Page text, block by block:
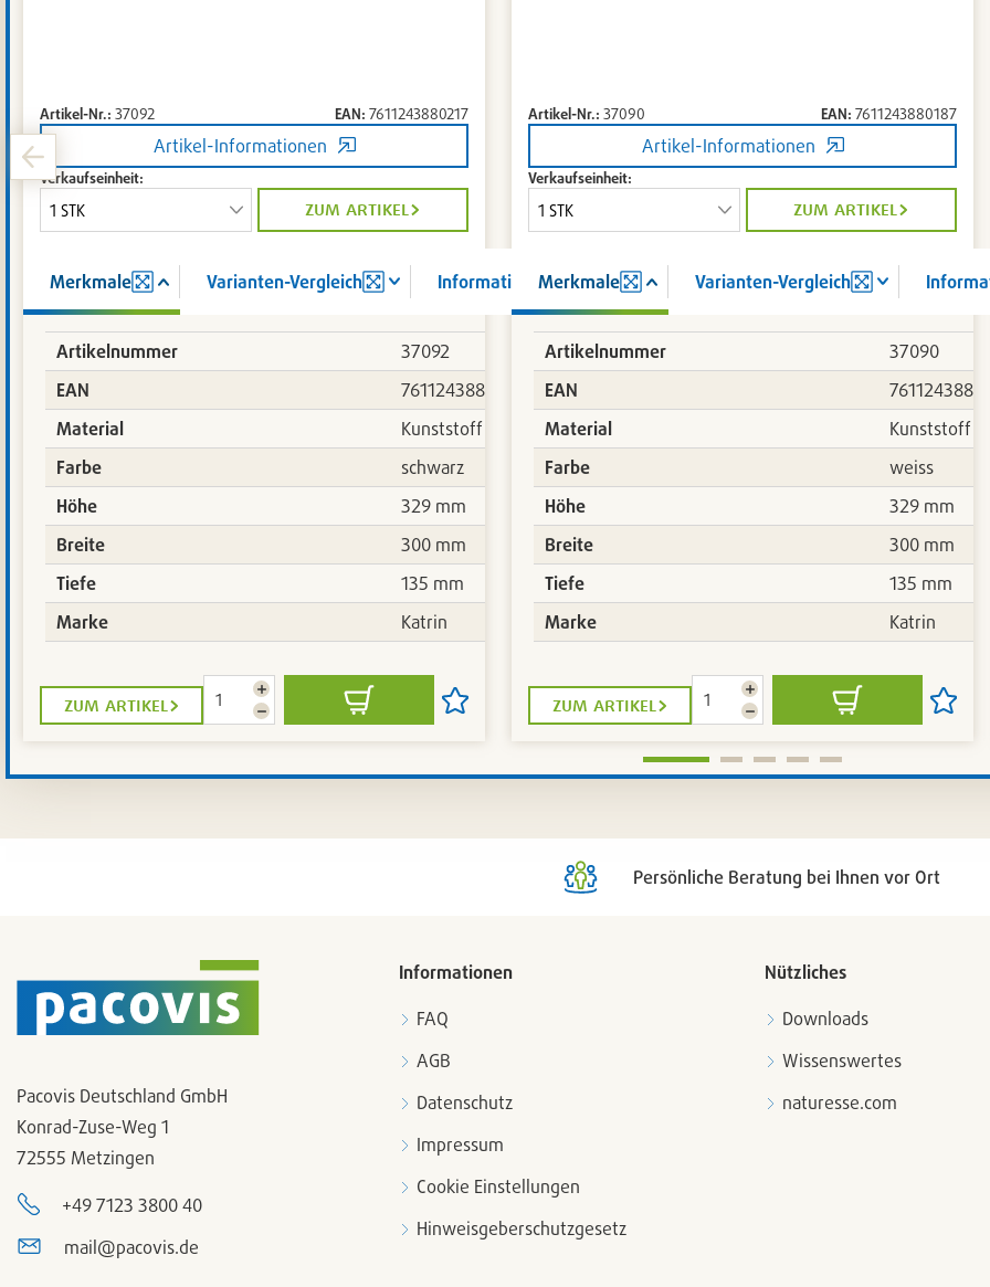
Artikel-Nr.: 37092 EAN: 7611243880217
Artikel-Informationen
Verkaufseinheit:
zum artikel
Merkmale Varianten-Vergleich Information
Artikelnummer
37092
EAN
7611243880217
Material
Kunststoff
Farbe
schwarz
Höhe
329 mm
Breite
300 mm
Tiefe
135 mm
Marke
Katrin
zum artikel
Menge
Menge
erhöhen
In
den
Artikel
setzen
Artikel-Nr.: 37090 EAN: 7611243880187
Artikel-Informationen
Verkaufseinheit:
zum artikel
Merkmale Varianten-Vergleich
Artikelnummer
37090
EAN
Material
Kunststoff
Farbe
weiss
Höhe
329 mm
Breite
300 mm
Tiefe
135 mm
Marke
Katrin
zum artikel
Menge
Menge
erhöhen
In
den
Artikel
setzen
Persönliche Beratung bei Ihnen vor Ort
Pacovis Deutschland GmbH
Konrad-Zuse-Weg 1
72555 Metzingen
+49 7123 3800 40
mail@pacovis.de
Informationen
FAQ
AGB
Datenschutz
Impressum
Cookie Einstellungen
Hinweisgeberschutzgesetz
Nützliches
Downloads
Wissenswertes
naturesse.com